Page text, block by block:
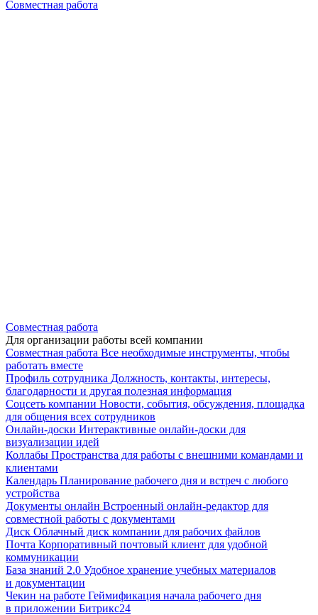
Совместная работа
Совместная работа
Для организации работы всей компании
Совместная работа Все необходимые инструменты, чтобы
работать вместе
Профиль сотрудника Должность, контакты, интересы,
благодарности и другая полезная информация
Соцсеть компании Новости, события, обсуждения, площадка
для общения всех сотрудников
Онлайн-доски Интерактивные онлайн-доски для
визуализации идей
Коллабы Пространства для работы с внешними командами и
клиентами
Календарь Планирование рабочего дня и встреч с любого
устройства
Документы онлайн Встроенный онлайн-редактор для
совместной работы с документами
Диск Облачный диск компании для рабочих файлов
Почта Корпоративный почтовый клиент для удобной
коммуникации
База знаний 2.0 Удобное хранение учебных материалов
и документации
Чекин на работе Геймификация начала рабочего дня
в приложении Битрикс24